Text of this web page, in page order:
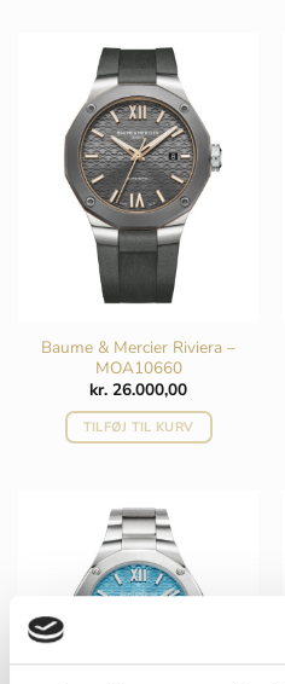
Baume & Mercier Riviera –
MOA10660
kr. 26.000,00
TILFØJ TIL KURV